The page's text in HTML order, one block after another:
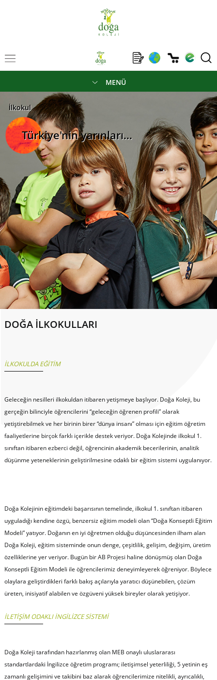
MENÜ
İlkokul
Türkiye'nin yarınları...
DOĞA İLKOKULLARI
İLKOKULDA EĞİTİM
Geleceğin nesilleri ilkokuldan itibaren yetişmeye başlıyor. Doğa Koleji, bu
gerçeğin bilinciyle öğrencilerini “geleceğin öğrenen profili” olarak
yetiştirebilmek ve her birinin birer “dünya insanı” olması için eğitim öğretim
faaliyetlerine birçok farklı içerikle destek veriyor. Doğa Kolejinde ilkokul 1.
sınıftan itibaren ezberci değil, öğrencinin akademik becerilerinin, analitik
düşünme yeteneklerinin geliştirilmesine odaklı bir eğitim sistemi uygulanıyor.
Doğa Kolejinin eğitimdeki başarısının temelinde, ilkokul 1. sınıftan itibaren
uyguladığı kendine özgü, benzersiz eğitim modeli olan “Doğa Konseptli Eğitim
Modeli” yatıyor. Doğanın en iyi öğretmen olduğu düşüncesinden ilham alan
Doğa Koleji, eğitim sisteminde onun denge, çeşitlilik, gelişim, değişim, üretim
özelliklerine yer veriyor. Bugün bir AB Projesi haline dönüşmüş olan Doğa
Konseptli Eğitim Modeli ile öğrencilerimiz deneyimleyerek öğreniyor. Böylece
olaylara geliştirdikleri farklı bakış açılarıyla yaratıcı düşünebilen, çözüm
üreten, inisiyatif alabilen ve özgüveni yüksek bireyler olarak yetişiyor.
İLETİŞİM ODAKLI İNGİLİZCE SİSTEMİ
Doğa Koleji tarafından hazırlanmış olan MEB onaylı uluslararası
standartlardaki İngilizce öğretim programı; iletişimsel yeterliliği, 5 yetinin eş
zamanlı gelişimini ve takibini baz alarak öğrencilerimize nitelikli, ayrıcalıklı,